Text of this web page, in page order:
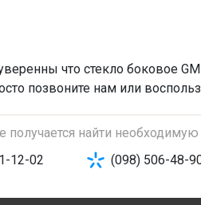
что стекло боковое
позвоните нам или
получается найти
12-02
(098) 506-48-